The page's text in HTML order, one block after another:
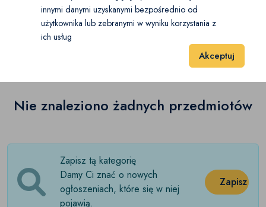
(0)
(0)
Obuwie snowboardowe(0)
Odzież narciarska(0)
Sanki(0)
Sporty zimowe (0)
20 60
Nie znaleziono żadnych przedmiotów
Zapisz tą kategorię
Damy Ci znać o nowych
ogłoszeniach, które się w niej
pojawią.
Zapisz
innymi danymi uzyskanymi bezpośrednio od
użytkownika lub zebranymi w wyniku korzystania z
ich usług
Akceptuj